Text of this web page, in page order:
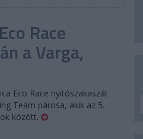
Race
a Varga,
Eco Race nyitószakaszát
Team párosa, akik az 5.
között.